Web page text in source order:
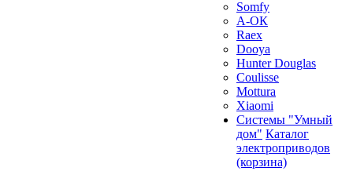
Somfy
А-ОК
Raex
Dooya
Hunter Douglas
Coulisse
Mottura
Xiaomi
Системы "Умный
дом" Каталог
электроприводов
(корзина)